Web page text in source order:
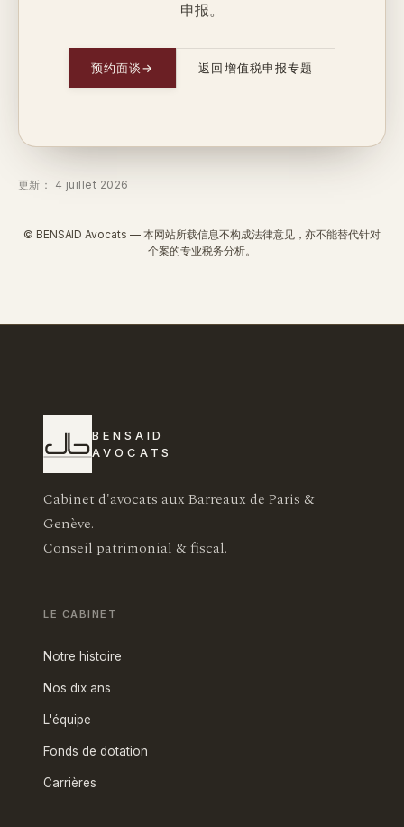
申报。
预约面谈→ 返回增值税申报专题
更新： 4 juillet 2026
© BENSAID Avocats — 本网站所载信息不构成法律意见，亦不能替代针对
个案的专业税务分析。
BENSAID
AVOCATS
Cabinet d'avocats aux Barreaux de Paris &
Genève.
Conseil patrimonial & fiscal.
LE CABINET
Notre histoire
Nos dix ans
L'équipe
Fonds de dotation
Carrières